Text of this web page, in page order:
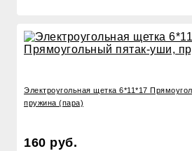
Электроугольная щетка 6*11*17
пружина (пара)
160 руб.